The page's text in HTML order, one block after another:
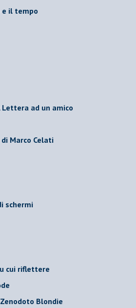
e il tempo
Lettera ad un amico
Marco Celati
schermi
cui riflettere
Blondie